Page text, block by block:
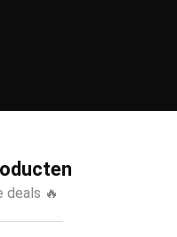
deals 🔥